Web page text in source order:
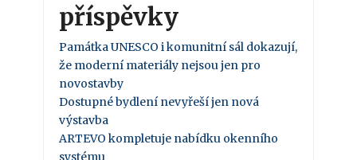
příspěvky
Památka UNESCO i komunitní sál dokazují,
že moderní materiály nejsou jen pro
novostavby
Dostupné bydlení nevyřeší jen nová
výstavba
ARTEVO kompletuje nabídku okenního
systému